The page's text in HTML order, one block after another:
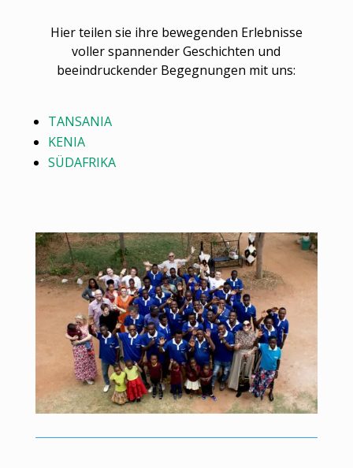
Hier teilen sie ihre bewegenden Erlebnisse
voller spannender Geschichten und
beeindruckender Begegnungen mit uns:
TANSANIA
KENIA
SÜDAFRIKA